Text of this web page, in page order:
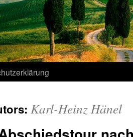
Karl-Heinz Hänel